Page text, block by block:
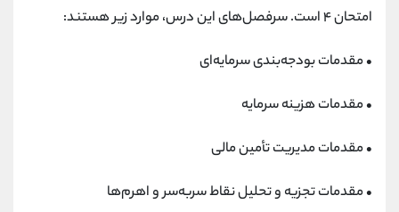
امتحان ۴ است. سرفصل‌های این درس، موارد زیر هستند:
• مقدمات بودجه‌بندی‌ سرمایه‌ای
• مقدمات هزینه سرمایه
• مقدمات مدیریت تأمین مالی
• مقدمات تجزیه و تحلیل نقاط سربه‌سر و اهرم‌ها